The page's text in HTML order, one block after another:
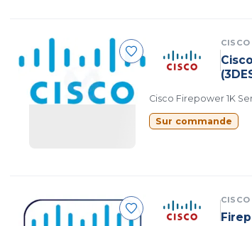
CISCO
Cisco Firepower 1K
Sur commande
CISCO